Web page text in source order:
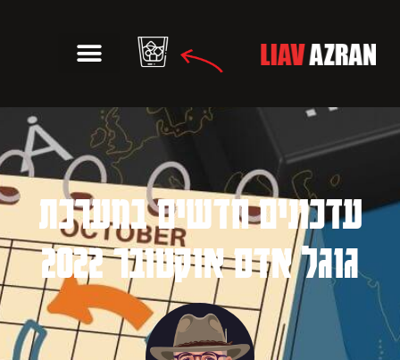
עדכונים חדשים במערכת
גוגל אדס אוקטובר 2022